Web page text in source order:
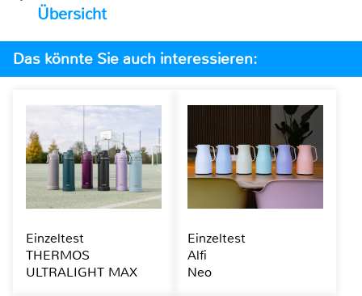
Übersicht
Das könnte Sie auch interessieren:
Einzeltest
THERMOS
ULTRALIGHT MAX
Einzeltest
Alfi
Neo